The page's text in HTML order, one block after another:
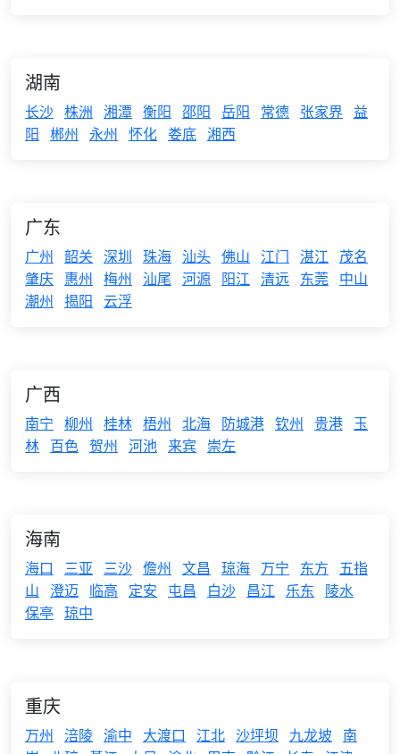
湖南
长沙 株洲 湘潭 衡阳 邵阳 岳阳 常德 张家界
益
阳 郴州 永州 怀化 娄底 湘西
广东
广州 韶关 深圳 珠海 汕头 佛山 江门 湛江
茂名
肇庆 惠州 梅州 汕尾 河源 阳江 清远 东莞 中山
潮州 揭阳 云浮
广西
南宁 柳州 桂林 梧州 北海 防城港 钦州 贵港 玉
林 百色 贺州 河池 来宾 崇左
海南
海口 三亚 三沙 儋州 文昌 琼海 万宁 东方
五指
山
澄迈 临高 定安 屯昌 白沙 昌江 乐东
陵水
保亭 琼中
重庆
万州 涪陵 渝中 大渡口 江北 沙坪坝 九龙坡 南